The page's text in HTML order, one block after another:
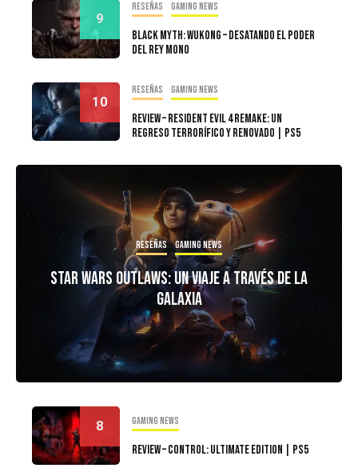
9
Reseñas Gaming news
Black Myth: Wukong – Desatando el Poder
del Rey Mono
10
Reseñas Gaming news
Review – Resident Evil 4 Remake: Un
regreso terrorífico y renovado | PS5
Reseñas Gaming news
Star Wars Outlaws: Un Viaje a Través de la
Galaxia
8 Gaming news
Review – Control: Ultimate Edition | PS5